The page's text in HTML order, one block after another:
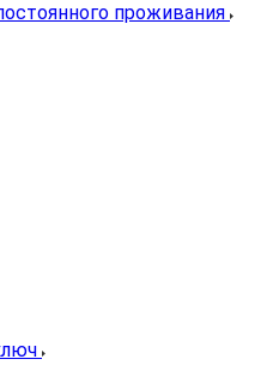
проживания